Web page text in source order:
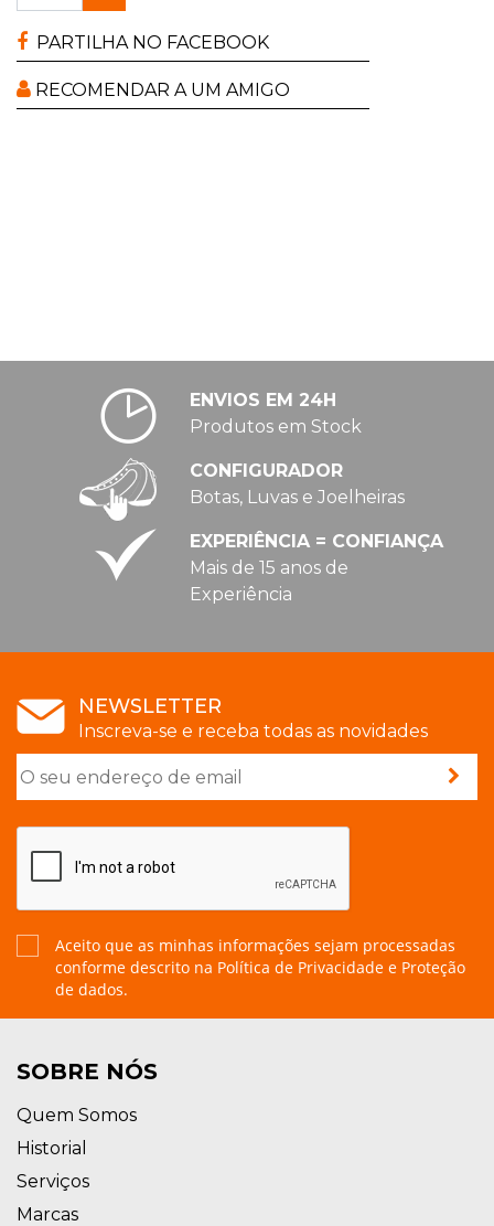
PARTILHA NO FACEBOOK
RECOMENDAR A UM AMIGO
ENVIOS EM 24H
Produtos em Stock
CONFIGURADOR
Botas, Luvas e Joelheiras
EXPERIÊNCIA = CONFIANÇA
Mais de 15 anos de
Experiência
NEWSLETTER
Inscreva-se e receba todas as novidades
Aceito que as minhas informações sejam processadas
conforme descrito na Política de Privacidade e Proteção
de dados.
SOBRE NÓS
Quem Somos
Historial
Serviços
Marcas